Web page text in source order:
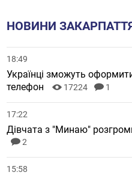
НОВИНИ
18:49
Українці зможуть
телефон
17224 1
17:22
Дівчата з "Минаю"
2
15:58